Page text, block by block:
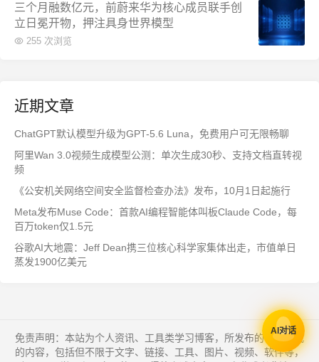
三个月融数亿元，前蔚来华为核心成员联手创
立日冕开物，押注具身世界模型
255 次浏览
近期文章
ChatGPT默认模型升级为GPT-5.6 Luna，免费用户可无限畅聊
阿里Wan 3.0视频生成模型公测：单次生成30秒、支持文档直转视
频
《公安机关网络空间安全监督检查办法》发布，10月1日起施行
Meta发布Muse Code：首款AI编程智能体叫板Claude Code，每
百万token仅1.5元
谷歌AI大地震：Jeff Dean携三位核心科学家集体出走，市值单日
蒸发1900亿美元
免责声明：本站为个人资讯、工具类学习博客，所发布的一切形式
的内容，包括但不限于文字、链接、工具、图片、视频、软件等，
AI对话